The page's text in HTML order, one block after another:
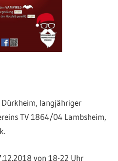
Dürkheim, langjähriger
TV 1864/04 Lambsheim,
von 18-22 Uhr